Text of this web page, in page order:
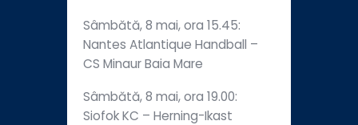
Sâmbătă, 8 mai, ora 15.45:
Nantes Atlantique Handball –
CS Minaur Baia Mare
Sâmbătă, 8 mai, ora 19.00:
Siofok KC – Herning-Ikast